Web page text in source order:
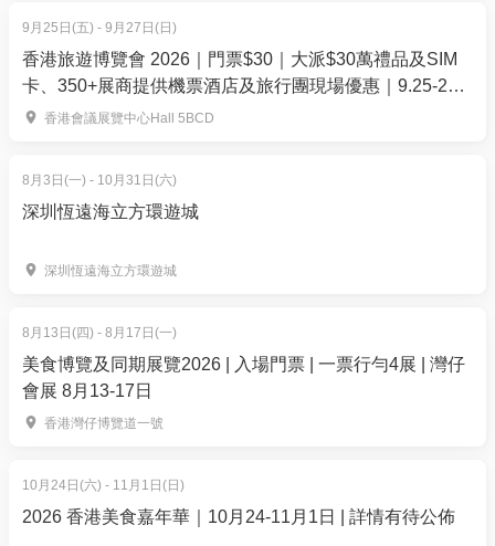
【01空間獨家報名優惠】
3. 適合7-12歲 | 初中階程度 | 適合初學至6個月籃球經
驗的學員
場地 : 聖雅各福群會多用途室內籃球場
【01空間獨家報名優惠】
正價95折 7月1日至7月20日 - $1368 | 原價$1440
更多adidas x ASG 暑期籃球營（英語授課）
▶️A. 攻防戰術｜8 - 15歲
9月25日(五) - 9月27日(日)
香港旅遊博覽會 2026｜門票$30｜大派$30萬禮品及SIM
卡、350+展商提供機票酒店及旅行團現場優惠｜9.25-27
灣仔會展
香港會議展覽中心Hall 5BCD
8月3日(一) - 10月31日(六)
深圳恆遠海立方環遊城
深圳恆遠海立方環遊城
8月13日(四) - 8月17日(一)
美食博覽及同期展覽2026 | 入場門票 | 一票行勻4展 | 灣仔
會展 8月13-17日
香港灣仔博覽道一號
10月24日(六) - 11月1日(日)
2026 香港美食嘉年華｜10月24-11月1日 | 詳情有待公佈